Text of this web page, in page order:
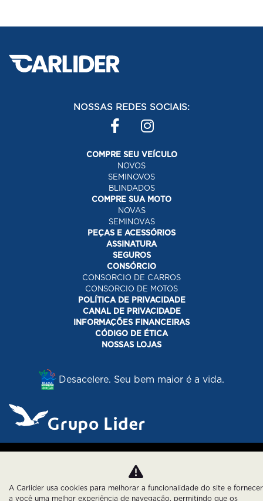
NOSSAS REDES SOCIAIS:
COMPRE SEU VEÍCULO
NOVOS
SEMINOVOS
BLINDADOS
COMPRE SUA MOTO
NOVAS
SEMINOVAS
PEÇAS E ACESSÓRIOS
ASSINATURA
SEGUROS
CONSÓRCIO
CONSORCIO DE CARROS
CONSORCIO DE MOTOS
POLÍTICA DE PRIVACIDADE
CANAL DE PRIVACIDADE
INFORMAÇÕES FINANCEIRAS
CÓDIGO DE ÉTICA
NOSSAS LOJAS
Desacelere. Seu bem maior é a vida.
Política de Privacidade
A Carlider usa cookies para melhorar a funcionalidade do site e fornecer
a você uma melhor experiência de navegação, permitindo que os